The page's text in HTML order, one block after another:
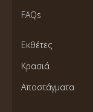
FAQs
Εκθέτες
Κρασιά
Αποστάγματα